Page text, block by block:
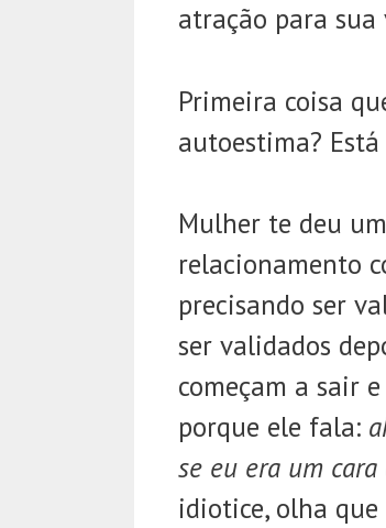
atração para sua
Primeira coisa
autoestima?
Mulher te deu
relacionamento
precisando ser
ser validados
começam a sair
porque ele fala:
se eu era um
idiotice, olha que